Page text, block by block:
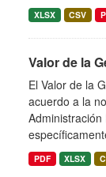
XLSX CSV
Valor de la
El Valor de la
acuerdo a la
PDF XLSX